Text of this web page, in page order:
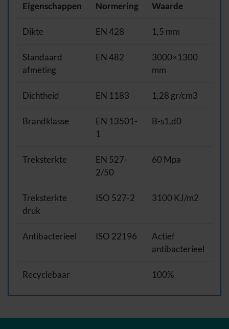
Eigenschappen Normering Waarde
Dikte EN 428 1,5 mm
Standaard
afmeting
EN 482
3000×1300
mm
Dichtheid EN 1183 1,28 gr/cm3
Brandklasse
EN 13501-
1
B-s1,d0
Treksterkte
EN 527-
2/50
60 Mpa
Treksterkte
druk
ISO 527-2 3100 KJ/m2
Antibacterieel ISO 22196
Actief
antibacterieel
Recyclebaar 100%